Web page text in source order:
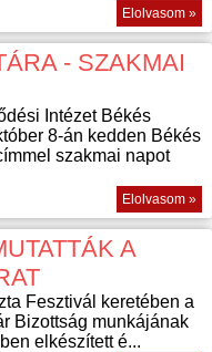
Elolvasom »
- SZAKMAI
Intézet Békés
8-án kedden Békés
szakmai napot
Elolvasom »
A
Fesztivál keretében a
Bizottság munkájának
elkészített é...